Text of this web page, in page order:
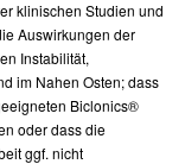
klinischen Studien und
Auswirkungen der
Instabilität,
im Nahen Osten; dass
Biclonics®
oder dass die
ggf. nicht